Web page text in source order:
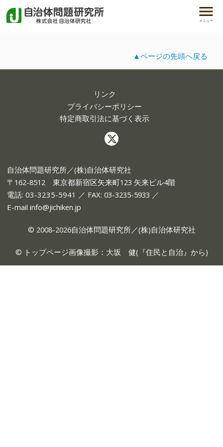
メニュー
▲ページの先頭へ戻る
リンク
プライバシーポリシー
特定商取引法に基づく表示
自治体問題研究所／(株)自治体研究社
〒162-8512 東京都新宿区矢来町123 矢来ビル4階
電話: 03-3235-5941 ／ FAX: 03-3235-5933 ／
E-mail info@jichiken.jp
© 2008-2026自治体問題研究所／(株)自治体研究社
© トップページ画像撮影：大坂 健(『住民と自治』から)